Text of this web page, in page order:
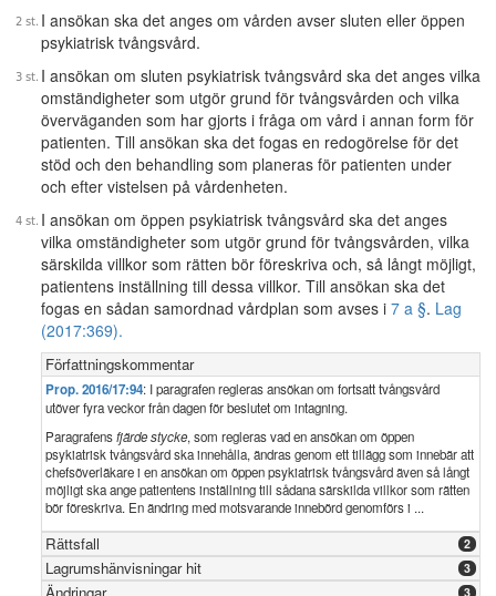
I ansökan ska det anges om vården avser sluten eller öppen
psykiatrisk tvångsvård.
I ansökan om sluten psykiatrisk tvångsvård ska det anges vilka
omständigheter som utgör grund för tvångsvården och vilka
överväganden som har gjorts i fråga om vård i annan form för
patienten. Till ansökan ska det fogas en redogörelse för det
stöd och den behandling som planeras för patienten under
och efter vistelsen på vårdenheten.
I ansökan om öppen psykiatrisk tvångsvård ska det anges
vilka omständigheter som utgör grund för tvångsvården, vilka
särskilda villkor som rätten bör föreskriva och, så långt möjligt,
patientens inställning till dessa villkor. Till ansökan ska det
fogas en sådan samordnad vårdplan som avses i 7 a §. Lag
(2017:369).
Författningskommentar
Prop. 2016/17:94: I paragrafen regleras ansökan om fortsatt tvångsvård
utöver fyra veckor från dagen för beslutet om intagning.
Paragrafensfjärde stycke, som regleras vad en ansökan om öppen
psykiatrisk tvångsvård ska innehålla, ändras genom ett tillägg som innebär att
chefsöverläkare i en ansökan om öppen psykiatrisk tvångsvård även så långt
möjligt ska ange patientens inställning till sådana särskilda villkor som rätten
bör föreskriva. En ändring med motsvarande innebörd genomförs i ...
Rättsfall 2
Lagrumshänvisningar hit 3
3